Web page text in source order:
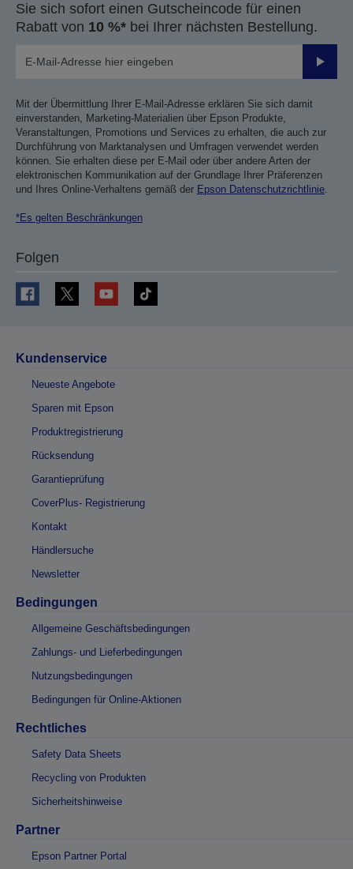
Sie sich sofort einen Gutscheincode für einen
Rabatt von 10 %* bei Ihrer nächsten Bestellung.
Mit der Übermittlung Ihrer E-Mail-Adresse erklären Sie sich damit
einverstanden, Marketing-Materialien über Epson Produkte,
Veranstaltungen, Promotions und Services zu erhalten, die auch zur
Durchführung von Marktanalysen und Umfragen verwendet werden
können. Sie erhalten diese per E-Mail oder über andere Arten der
elektronischen Kommunikation auf der Grundlage Ihrer Präferenzen
und Ihres Online-Verhaltens gemäß der Epson Datenschutzrichtlinie.
*Es gelten Beschränkungen
Folgen
Kundenservice
Neueste Angebote
Sparen mit Epson
Produktregistrierung
Rücksendung
Garantieprüfung
CoverPlus- Registrierung
Kontakt
Händlersuche
Newsletter
Bedingungen
Allgemeine Geschäftsbedingungen
Zahlungs- und Lieferbedingungen
Nutzungsbedingungen
Bedingungen für Online-Aktionen
Rechtliches
Safety Data Sheets
Recycling von Produkten
Sicherheitshinweise
Partner
Epson Partner Portal